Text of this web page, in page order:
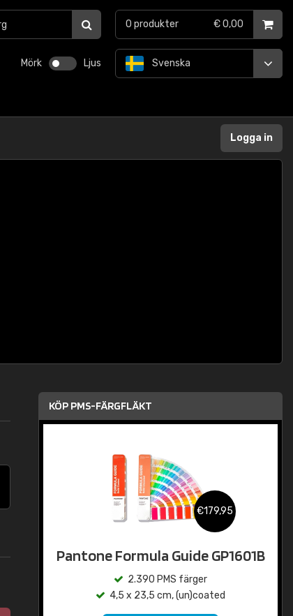
Mörk Ljus Svenska
0 produkter € 0,00
Logga in
KÖP PMS-FÄRGFLÄKT
€179,95
Pantone Formula Guide GP1601B
2.390 PMS färger
4,5 x 23,5 cm, (un)coated